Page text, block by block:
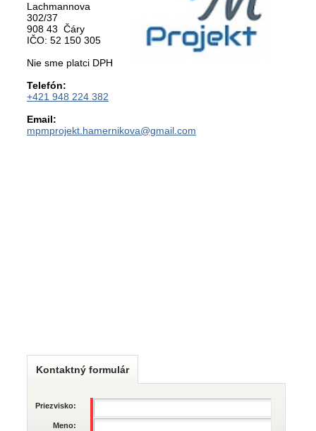
Lachmannova
302/37
908 43 Čáry
IČO: 52 150 305
Nie sme platci DPH
Telefón:
+421 948 224 382
Email:
mpmprojekt.hamernikova@gmail.com
Kontaktný formulár
Priezvisko:
Meno: